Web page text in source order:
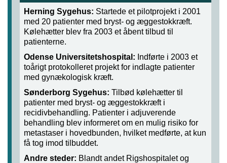
Herning Sygehus: Startede et pilotprojekt i 2001
med 20 patienter med bryst- og æggestokkræft.
Kølehætter blev fra 2003 et åbent tilbud til
patienterne.
Odense Universitetshospital: Indførte i 2003 et
toårigt protokolleret projekt for indlagte patienter
med gynækologisk kræft.
Sønderborg Sygehus: Tilbød kølehætter til
patienter med bryst- og æggestokkræft i
recidivbehandling. Patienter i adjuverende
behandling blev informeret om en mulig risiko for
metastaser i hovedbunden, hvilket medførte, at kun
få tog imod tilbuddet.
Andre steder: Blandt andet Rigshospitalet og